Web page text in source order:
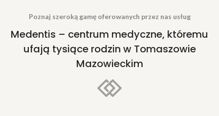
Poznaj szeroką gamę oferowanych przez nas usług
Medentis – centrum medyczne, któremu
ufają tysiące rodzin w Tomaszowie
Mazowieckim